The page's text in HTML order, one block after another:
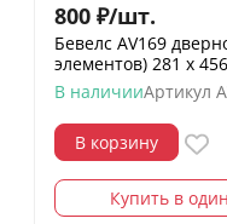
800 ₽/шт.
Бевелс AV169
элементов) 281 х
В наличииАртикул
В корзину
Купить в